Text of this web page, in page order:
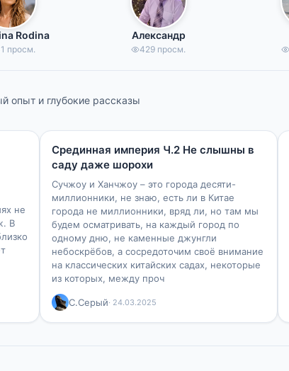
Rodina
просм.
Александр
429 просм.
опыт и глубокие рассказы
не
В
Срединная империя Ч.2 Не слышны в
саду даже шорохи
Сучжоу и Ханчжоу – это города десяти-
миллионники, не знаю, есть ли в Китае
города не миллионники, вряд ли, но там мы
будем осматривать, на каждый город по
одному дню, не каменные джунгли
небоскрёбов, а сосредоточим своё внимание
на классических китайских садах, некоторые
из которых, между проч
С.Серый· 24.03.2025